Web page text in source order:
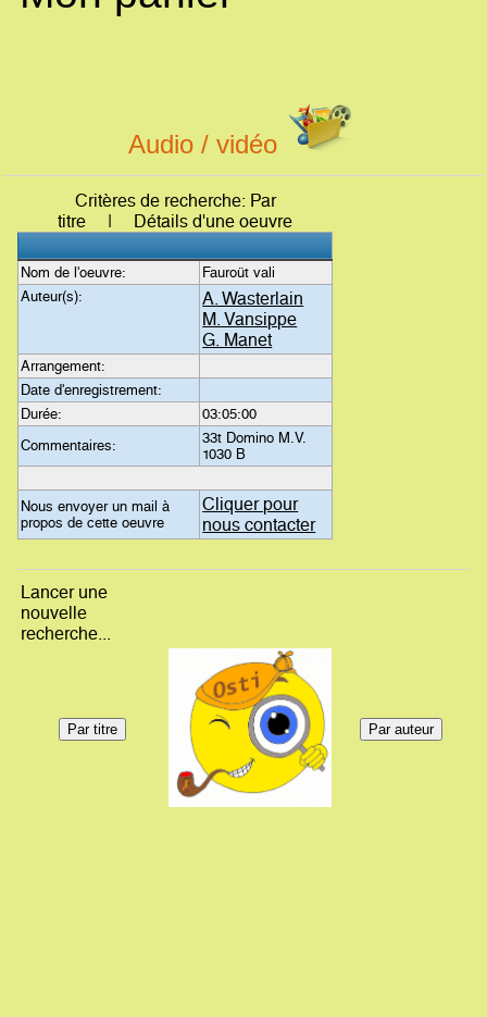
Audio / vidéo
Critères de recherche: Par
titre | Détails d'une oeuvre
Nom de l'oeuvre:
Fauroüt vali
Auteur(s):
A. Wasterlain
M. Vansippe
G. Manet
Arrangement:
Date d'enregistrement:
Durée:
03:05:00
Commentaires:
33t Domino M.V.
1030 B
Nous envoyer un mail à
propos de cette oeuvre
Cliquer pour
nous contacter
Lancer une
nouvelle
recherche...